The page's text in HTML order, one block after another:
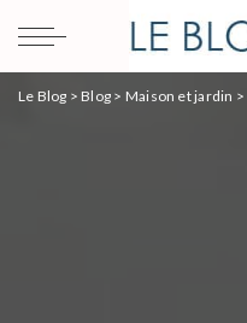
Le Blog >Blog > Maison et jardin >